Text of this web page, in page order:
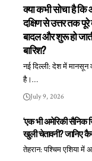
क्या कभी सोचा है
दक्षिण से उत्तर तक
बादल और शुरू हो
बारिश?
नई दिल्ली: देश में
है।…
July 9, 2026
‘एक भी अमेरिकी सैनिक
खुली चेतावनी? जानिए
तेहरान: पश्चिम एशिया में